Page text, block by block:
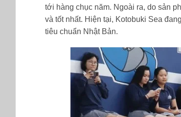
tới hàng chục năm. Ngoài ra, do sản
và tốt nhất. Hiện tại, Kotobuki Sea
tiêu chuẩn Nhật Bản.